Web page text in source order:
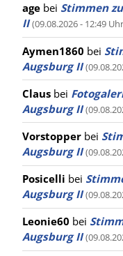
age bei Stimmen
II (09.08.2026 - 12:49
Aymen1860 bei
Augsburg II
Claus bei
Augsburg II
Vorstopper bei
Augsburg II
Posicelli bei
Augsburg II
Leonie60 bei
Augsburg II